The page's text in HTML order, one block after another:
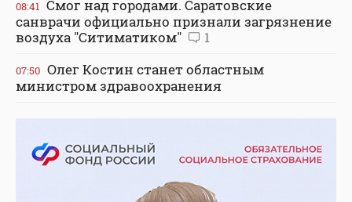
08:41 Смог над городами. Саратовские
санврачи официально признали загрязнение
воздуха "Ситиматиком"
1
07:50 Олег Костин станет областным
министром здравоохранения